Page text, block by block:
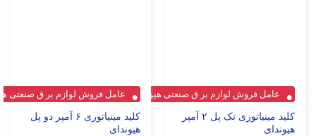
عامل فروش لوازم بر ق صنعتی هیوندای
کلید مینیاتوری تک پل ۲ آمپر
هیوندای
عامل فروش لوازم بر ق صنعتی
کلید مینیاتوری ۶ آمپر دو پل
هیوندای